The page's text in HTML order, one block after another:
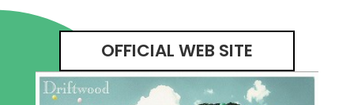
OFFICIAL WEB SITE